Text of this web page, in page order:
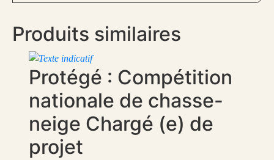
Produits similaires
Protégé : Compétition
nationale de chasse-
neige Chargé (e) de
projet